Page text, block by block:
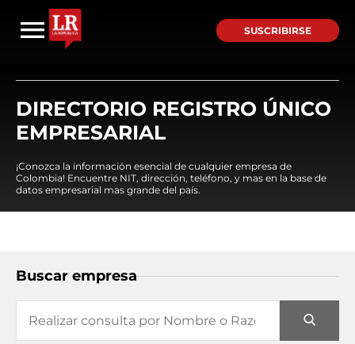
SUSCRIBIRSE
DIRECTORIO REGISTRO ÚNICO
EMPRESARIAL
¡Conozca la información esencial de cualquier empresa de
Colombia! Encuentre NIT, dirección, teléfono, y mas en la base de
datos empresarial mas grande del país.
Buscar empresa